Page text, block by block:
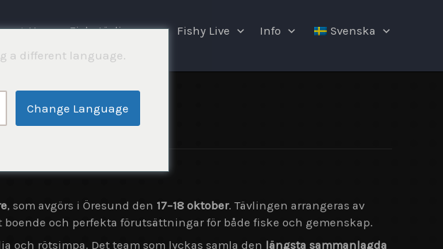
⌂ Hem Fisketävlingar Fishy Live Info Svenska
, som avgörs i Öresund den 17–18 oktober. Tävlingen arrangeras av
boende och perfekta förutsättningar för både fiske och gemenskap.
och rötsimpa. Det team som lyckas samla den längsta sammanlagda
a different language.
Change Language